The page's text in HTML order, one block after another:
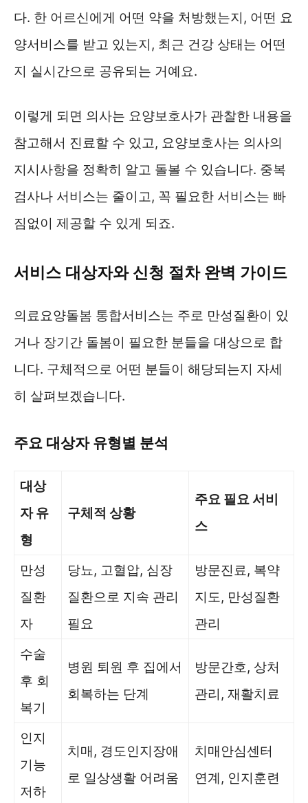
다. 한 어르신에게 어떤 약을 처방했는지, 어떤 요
양서비스를 받고 있는지, 최근 건강 상태는 어떤
지 실시간으로 공유되는 거예요.
이렇게 되면 의사는 요양보호사가 관찰한 내용을
참고해서 진료할 수 있고, 요양보호사는 의사의
지시사항을 정확히 알고 돌볼 수 있습니다. 중복
검사나 서비스는 줄이고, 꼭 필요한 서비스는 빠
짐없이 제공할 수 있게 되죠.
서비스 대상자와 신청 절차 완벽 가이드
의료요양돌봄 통합서비스는 주로 만성질환이 있
거나 장기간 돌봄이 필요한 분들을 대상으로 합
니다. 구체적으로 어떤 분들이 해당되는지 자세
히 살펴보겠습니다.
주요 대상자 유형별 분석
대상
자 유
형
구체적 상황
주요 필요 서비
스
만성
질환
자
당뇨, 고혈압, 심장
질환으로 지속 관리
필요
방문진료, 복약
지도, 만성질환
관리
수술
후 회
복기
병원 퇴원 후 집에서
회복하는 단계
방문간호, 상처
관리, 재활치료
인지
기능
저하
치매, 경도인지장애
로 일상생활 어려움
치매안심센터
연계, 인지훈련